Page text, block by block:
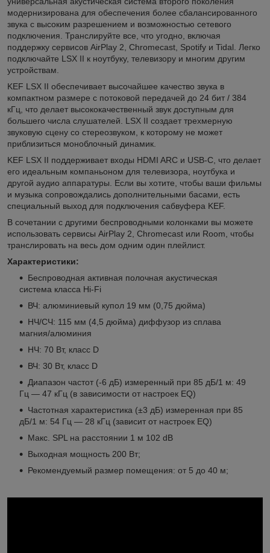
модернизирована для обеспечения более сбалансированного
звука с высоким разрешением и возможностью сетевого
подключения. Транслируйте все, что угодно, включая
поддержку сервисов AirPlay 2, Chromecast, Spotify и Tidal. Легко
подключайте LSX II к ноутбуку, телевизору и многим другим
устройствам.
KEF LSX II обеспечивает высочайшее качество звука в
компактном размере с потоковой передачей до 24 бит / 384
кГц, что делает высококачественный звук доступным для
большего числа слушателей. LSX II создает трехмерную
звуковую сцену со стереозвуком, к которому не может
приблизиться моноблочный динамик.
KEF LSX II поддерживает входы HDMI ARC и USB-C, что делает
его идеальным компаньоном для телевизора, ноутбука и
другой аудио аппаратуры. Если вы хотите, чтобы ваши фильмы
и музыка сопровождались дополнительными басами, есть
специальный выход для подключения сабвуфера KEF.
В сочетании с другими беспроводными колонками вы можете
использовать сервисы AirPlay 2, Chromecast или Room, чтобы
транслировать на весь дом одним один плейлист.
Характеристики:
Беспроводная активная полочная акустическая
система класса Hi-Fi
ВЧ: алюминиевый купол 19 мм (0,75 дюйма)
НЧ/СЧ: 115 мм (4,5 дюйма) диффузор из сплава
магния/алюминия
НЧ: 70 Вт, класс D
ВЧ: 30 Вт, класс D
Диапазон частот (-6 дБ) измеренный при 85 дБ/1 м: 49
Гц — 47 кГц (в зависимости от настроек EQ)
Частотная характеристика (±3 дБ) измеренная при 85
дБ/1 м: 54 Гц — 28 кГц (зависит от настроек EQ)
Макс. SPL на расстоянии 1 м 102 dB
Выходная мощность 200 Вт;
Рекомендуемый размер помещения: от 5 до 40 м;